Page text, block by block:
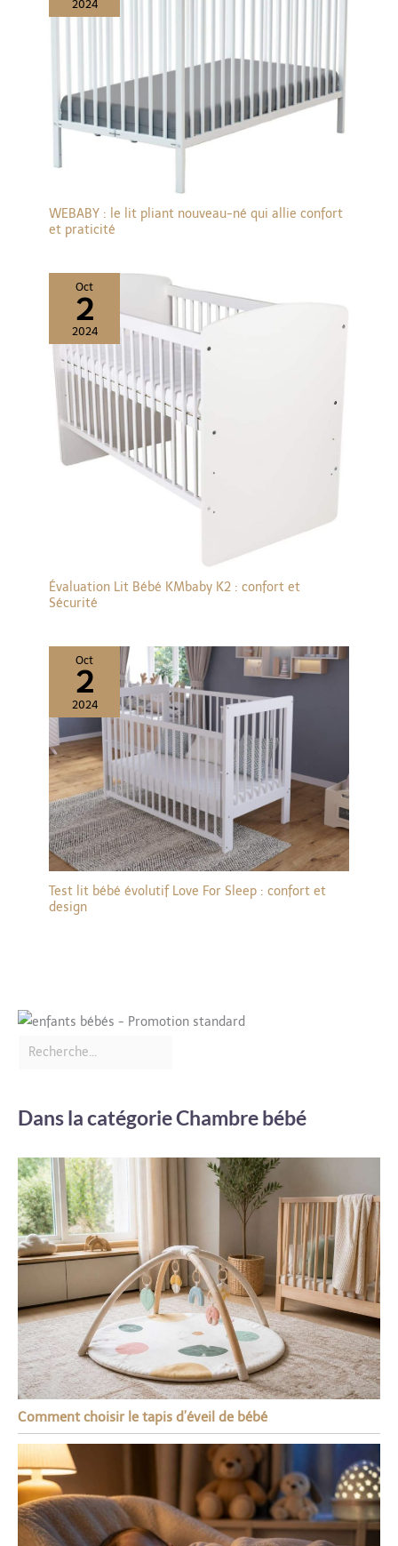
2024
WEBABY : le lit pliant nouveau-né qui allie confort
et praticité
Oct
2
2024
Évaluation Lit Bébé KMbaby K2 : confort et
Sécurité
Oct
2
2024
Test lit bébé évolutif Love For Sleep : confort et
design
Dans la catégorie Chambre bébé
Comment choisir le tapis d’éveil de bébé